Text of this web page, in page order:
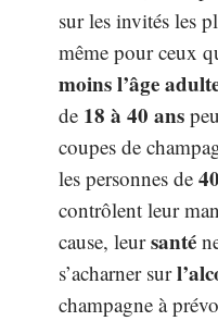
sur les invités les
même pour ceux
moins l’âge
de 18 à 40 ans
coupes de
les personnes de
contrôlent leur
cause, leursanté
s’acharner sur
champagne à